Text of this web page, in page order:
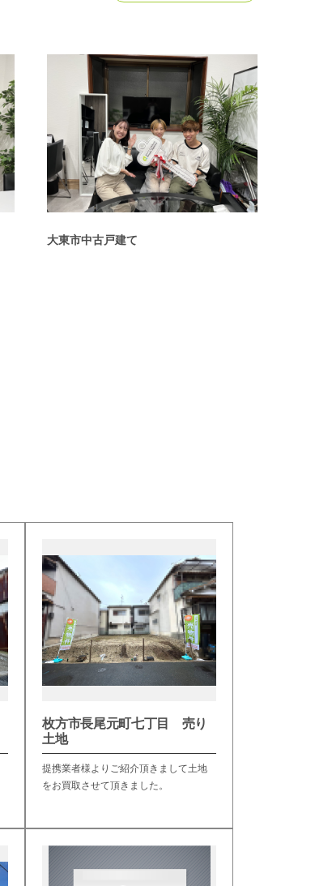
大東市中古戸建て
枚方市長尾元町七丁目 売り
土地
提携業者様よりご紹介頂きまして土地
をお買取させて頂きました。